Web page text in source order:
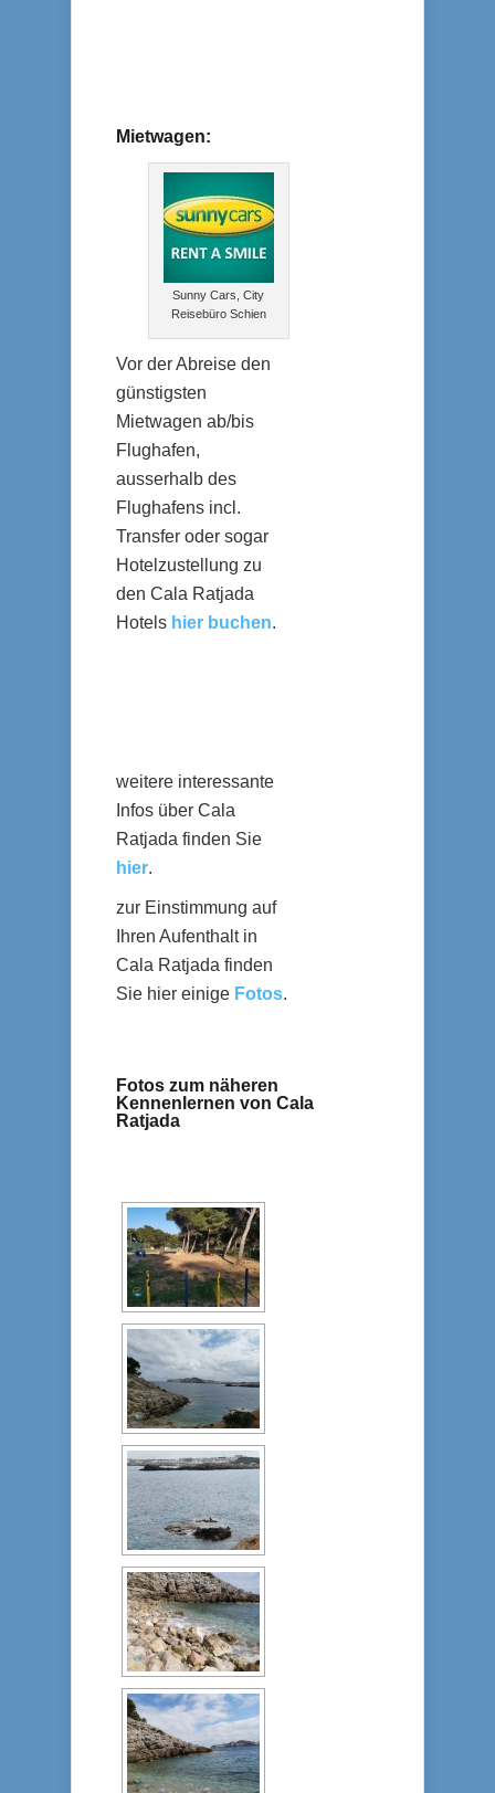
Mietwagen:
Sunny Cars, City
Reisebüro Schien
Vor der Abreise den
günstigsten
Mietwagen ab/bis
Flughafen,
ausserhalb des
Flughafens incl.
Transfer oder sogar
Hotelzustellung zu
den Cala Ratjada
Hotels hier buchen.
weitere interessante
Infos über Cala
Ratjada finden Sie
hier.
zur Einstimmung auf
Ihren Aufenthalt in
Cala Ratjada finden
Sie hier einige Fotos.
Fotos zum näheren
Kennenlernen von Cala
Ratjada